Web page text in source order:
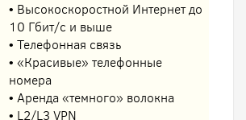
• Высокоскоростной Интернет до
10 Гбит/с и выше
• Телефонная связь
• «Красивые» телефонные
номера
• Аренда «темного» волокна
• L2/L3 VPN